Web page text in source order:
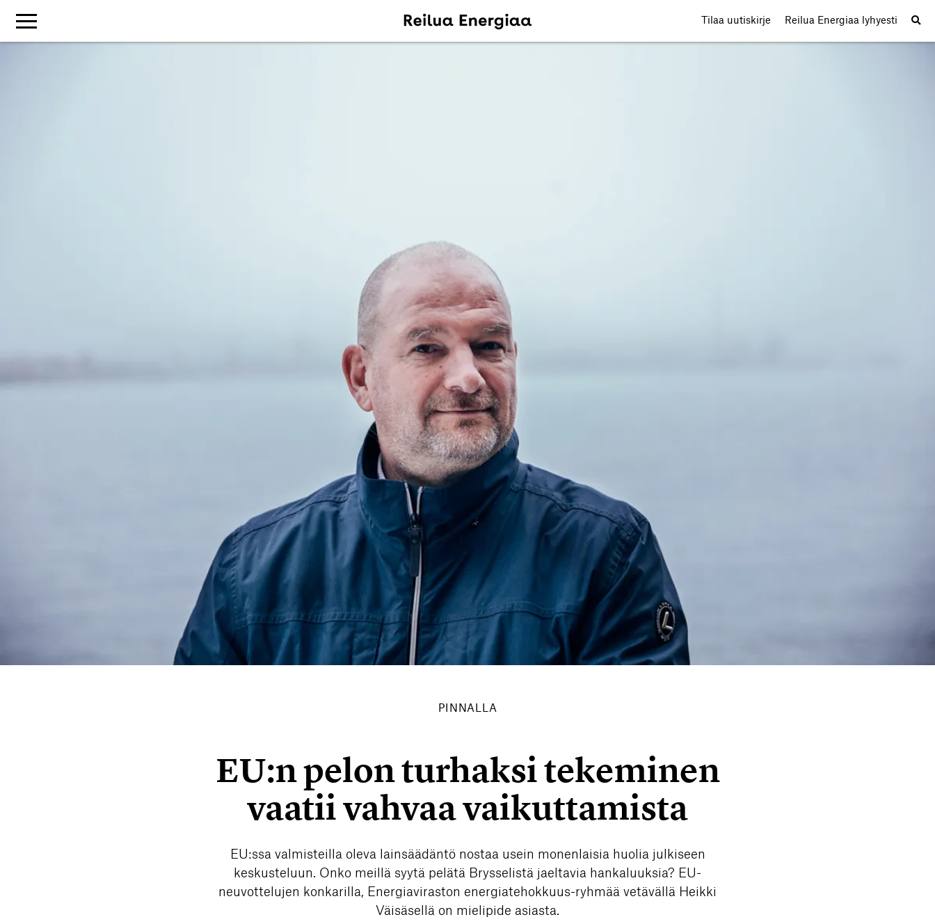
Tilaa uutiskirje Reilua Energiaa lyhyesti
PINNALLA
EU:n pelon turhaksi tekeminen
vaatii vahvaa vaikuttamista
EU:ssa valmisteilla oleva lainsäädäntö nostaa usein monenlaisia huolia julkiseen
keskusteluun. Onko meillä syytä pelätä Brysselistä jaeltavia hankaluuksia? EU-
neuvottelujen konkarilla, Energiaviraston energiatehokkuus-ryhmää vetävällä Heikki
Väisäsellä on mielipide asiasta.